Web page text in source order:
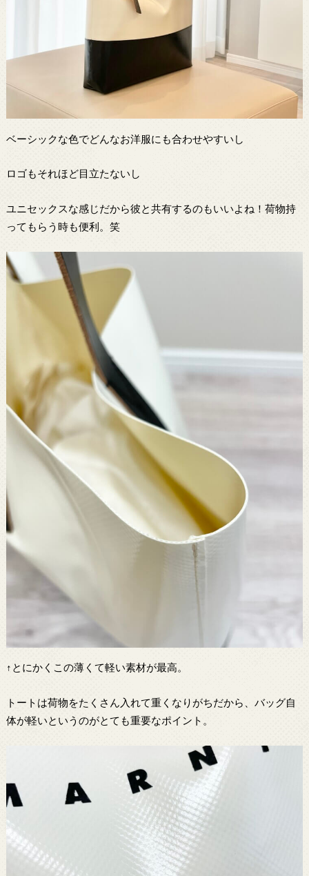
ベーシックな色でどんなお洋服にも合わせやすいし
ロゴもそれほど目立たないし
ユニセックスな感じだから彼と共有するのもいいよね！荷物持
ってもらう時も便利。笑
↑とにかくこの薄くて軽い素材が最高。
トートは荷物をたくさん入れて重くなりがちだから、バッグ自
体が軽いというのがとても重要なポイント。